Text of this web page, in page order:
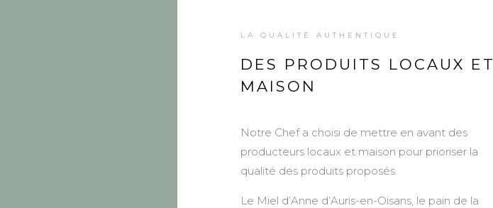
LA QUALITÉ AUTHENTIQUE
DES PRODUITS LOCAUX ET
MAISON
Notre Chef a choisi de mettre en avant des
producteurs locaux et maison pour prioriser la
qualité des produits proposés.
Le Miel d’Anne d’Auris-en-Oisans, le pain de la